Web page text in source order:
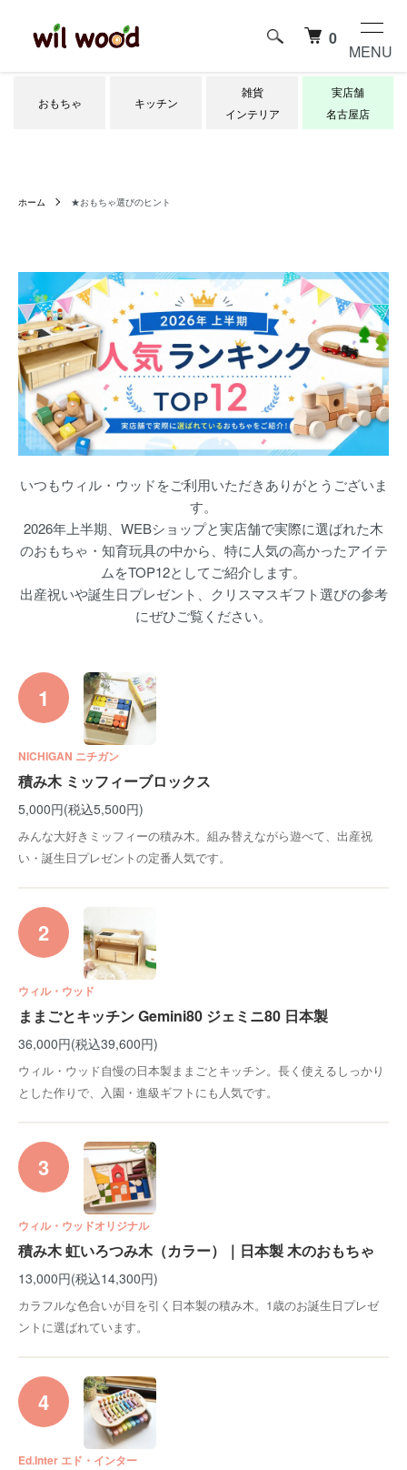
0
MENU
おもちゃ キッチン
雑貨
インテリア
実店舗
名古屋店
ホーム ★おもちゃ選びのヒント
いつもウィル・ウッドをご利用いただきありがとうございま
す。
2026年上半期、WEBショップと実店舗で実際に選ばれた木
のおもちゃ・知育玩具の中から、特に人気の高かったアイテ
ムをTOP12としてご紹介します。
出産祝いや誕生日プレゼント、クリスマスギフト選びの参考
にぜひご覧ください。
1
NICHIGAN ニチガン
積み木 ミッフィーブロックス
5,000円(税込5,500円)
みんな大好きミッフィーの積み木。組み替えながら遊べて、出産祝
い・誕生日プレゼントの定番人気です。
2
ウィル・ウッド
ままごとキッチン Gemini80 ジェミニ80 日本製
36,000円(税込39,600円)
ウィル・ウッド自慢の日本製ままごとキッチン。長く使えるしっかり
とした作りで、入園・進級ギフトにも人気です。
3
ウィル・ウッドオリジナル
積み木 虹いろつみ木（カラー）｜日本製 木のおもちゃ
13,000円(税込14,300円)
カラフルな色合いが目を引く日本製の積み木。1歳のお誕生日プレゼ
ントに選ばれています。
4
Ed.Inter エド・インター